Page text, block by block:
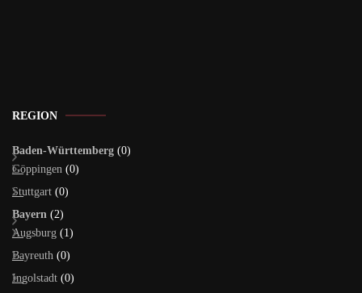
REGION
Baden-Württemberg (0)
Göppingen (0)
Stuttgart (0)
Bayern (2)
Augsburg (1)
Bayreuth (0)
Ingolstadt (0)